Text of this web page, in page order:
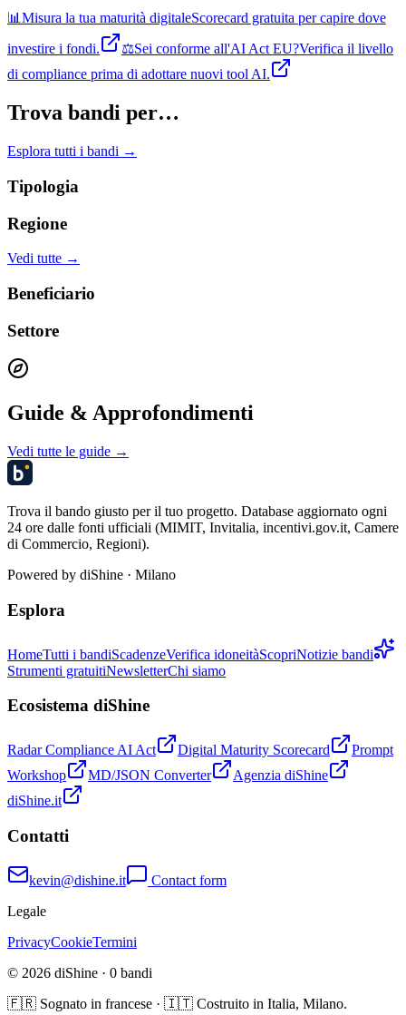
📊 Misura la tua maturità digitaleScorecard gratuita per capire dove
investire i fondi.
⚖️Sei conforme all'AI Act EU?Verifica il livello
di compliance prima di adottare nuovi tool AI.
Trova bandi per…
Esplora tutti i bandi →
Tipologia
Regione
Vedi tutte →
Beneficiario
Settore
Guide & Approfondimenti
Vedi tutte le guide →
Trova il bando giusto per il tuo progetto. Database aggiornato ogni
24 ore dalle fonti ufficiali (MIMIT, Invitalia, incentivi.gov.it, Camere
di Commercio, Regioni).
Powered by diShine · Milano
Esplora
HomeTutti i bandiScadenzeVerifica idoneitàScopriNotizie bandi
Strumenti gratuitiNewsletterChi siamo
Ecosistema diShine
Radar Compliance AI Act Digital Maturity Scorecard
Prompt
Workshop
MD/JSON Converter
Agenzia diShine
diShine.it
Contatti
kevin@dishine.it
Contact form
Legale
PrivacyCookieTermini
© 2026 diShine · 0 bandi
🇫🇷 Sognato in francese · 🇮🇹 Costruito in Italia, Milano.